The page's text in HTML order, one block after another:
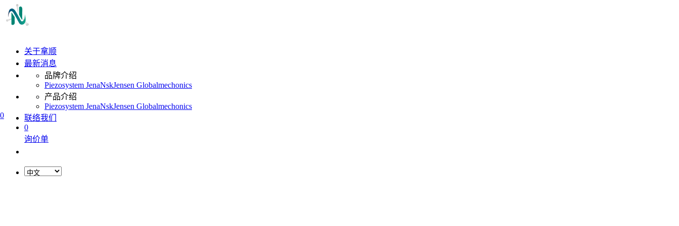
0
关于拿顺
最新消息
品牌介绍
Piezosystem JenaNskJensen Globalmechonics
产品介绍
Piezosystem JenaNskJensen Globalmechonics
联络我们
0
询价单